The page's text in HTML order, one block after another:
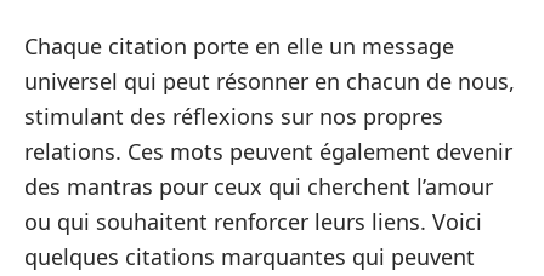
Chaque citation porte en elle un message
universel qui peut résonner en chacun de nous,
stimulant des réflexions sur nos propres
relations. Ces mots peuvent également devenir
des mantras pour ceux qui cherchent l’amour
ou qui souhaitent renforcer leurs liens. Voici
quelques citations marquantes qui peuvent